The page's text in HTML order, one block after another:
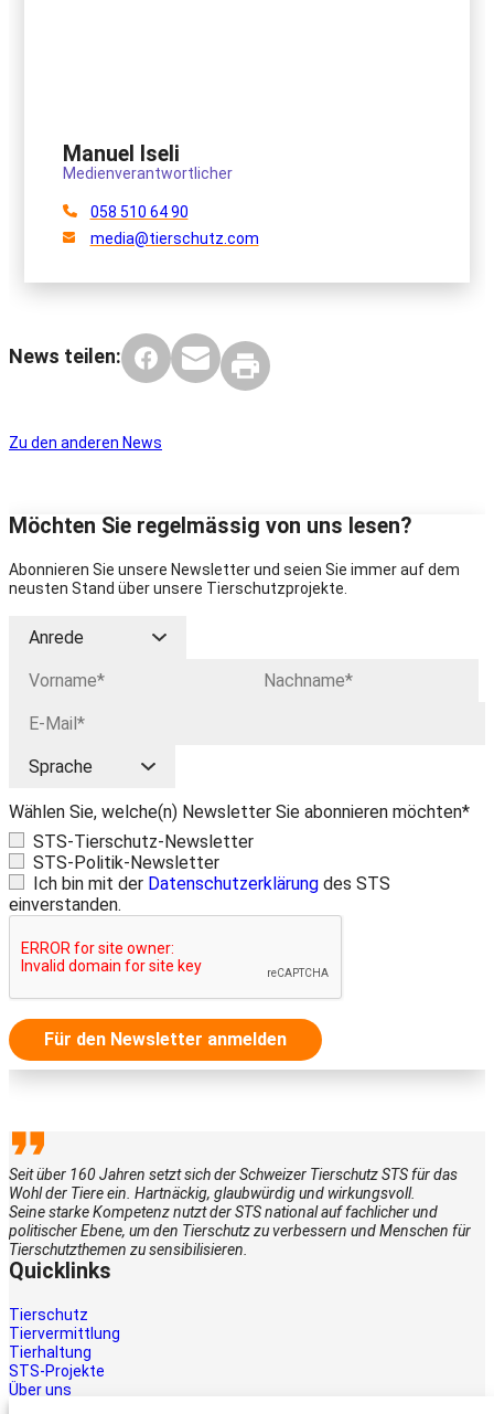
Manuel Iseli
Medienverantwortlicher
058 510 64 90
media@tierschutz.com
News teilen:
Zu den anderen News
Möchten Sie regelmässig von uns lesen?
Abonnieren Sie unsere Newsletter und seien Sie immer auf dem
neusten Stand über unsere Tierschutzprojekte.
Wählen Sie, welche(n) Newsletter Sie abonnieren möchten*
STS-Tierschutz-Newsletter
STS-Politik-Newsletter
Ich bin mit der Datenschutzerklärung des STS
einverstanden.
Für den Newsletter anmelden
Seit über 160 Jahren setzt sich der Schweizer Tierschutz STS für das
Wohl der Tiere ein. Hartnäckig, glaubwürdig und wirkungsvoll.
Seine starke Kompetenz nutzt der STS national auf fachlicher und
politischer Ebene, um den Tierschutz zu verbessern und Menschen für
Tierschutzthemen zu sensibilisieren.
Quicklinks
Tierschutz
Tiervermittlung
Tierhaltung
STS-Projekte
Über uns